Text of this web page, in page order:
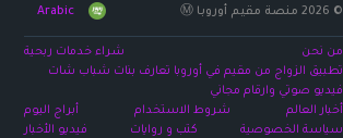
© 2026 منصة مقيم أوروبا Ⓜ️ Arabic
من نحن
شراء خدمات ربحية
تطبيق الزواج من مقيم في أوروبا تعارف بنات شباب شات
فيديو صوتي وارقام مجاني
أخبار العالم
شروط الاستخدام
أبراج اليوم
سياسة الخصوصية
كتب و روايات
فيديو الأخبار